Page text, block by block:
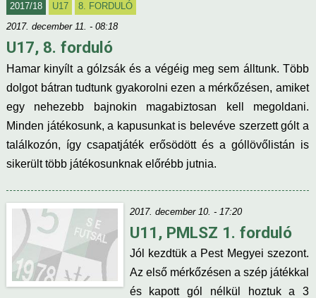
2017/18 U17
8. FORDULÓ
2017. december 11. - 08:18
U17, 8. forduló
Hamar kinyílt a gólzsák és a végéig meg sem álltunk. Több
dolgot bátran tudtunk gyakorolni ezen a mérkőzésen, amiket
egy nehezebb bajnokin magabiztosan kell megoldani.
Minden játékosunk, a kapusunkat is belevéve szerzett gólt a
találkozón, így csapatjáték erősödött és a góllövőlistán is
sikerült több játékosunknak előrébb jutnia.
2017. december 10. - 17:20
U11, PMLSZ 1. forduló
Jól kezdtük a Pest Megyei szezont.
Az első mérkőzésen a szép játékkal
és kapott gól nélkül hoztuk a 3